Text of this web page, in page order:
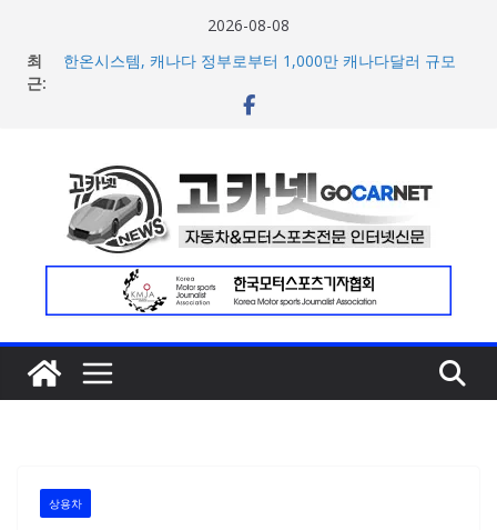
2026-08-08
최
근:
비 솔루션 제안
아우디, 405일 만에 완성한 초고성능 슈퍼카 ‘누볼라리’ 제
작 비하인드 영상 공개
벤틀리, 첫 순수 전기 어반 럭셔리 SUV 토르칼 탑재될 ‘큐레
이션 엔진’ 공개
상용차